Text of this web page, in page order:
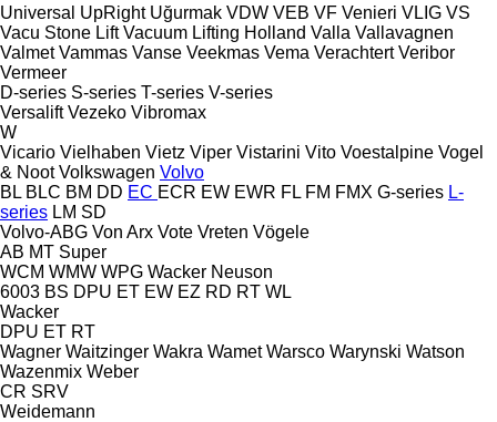
Universal UpRight Uğurmak VDW VEB VF Venieri VLIG VS
Vacu Stone Lift Vacuum Lifting Holland Valla Vallavagnen
Valmet Vammas Vanse Veekmas Vema Verachtert Veribor
Vermeer
D-series S-series T-series V-series
Versalift Vezeko Vibromax
W
Vicario Vielhaben Vietz Viper Vistarini Vito Voestalpine Vogel
& Noot Volkswagen Volvo
BL BLC BM DD EC ECR EW EWR FL FM FMX G-series L-
series LM SD
Volvo-ABG Von Arx Vote Vreten Vögele
AB MT Super
WCM WMW WPG Wacker Neuson
6003 BS DPU ET EW EZ RD RT WL
Wacker
DPU ET RT
Wagner Waitzinger Wakra Wamet Warsco Warynski Watson
Wazenmix Weber
CR SRV
Weidemann